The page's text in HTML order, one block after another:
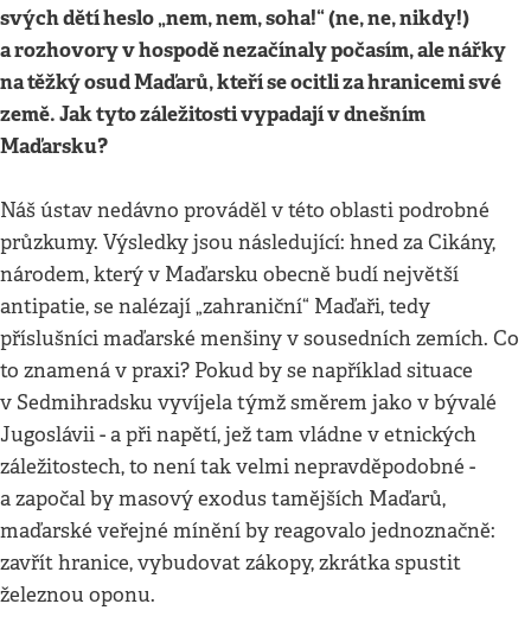
svých dětí heslo „nem, nem, soha!“ (ne, ne, nikdy!)
a rozhovory v hospodě nezačínaly počasím, ale nářky
na těžký osud Maďarů, kteří se ocitli za hranicemi své
země. Jak tyto záležitosti vypadají v dnešním
Maďarsku?
Náš ústav nedávno prováděl v této oblasti podrobné
průzkumy. Výsledky jsou následující: hned za Cikány,
národem, který v Maďarsku obecně budí největší
antipatie, se nalézají „zahraniční“ Maďaři, tedy
příslušníci maďarské menšiny v sousedních zemích. Co
to znamená v praxi? Pokud by se například situace
v Sedmihradsku vyvíjela týmž směrem jako v bývalé
Jugoslávii - a při napětí, jež tam vládne v etnických
záležitostech, to není tak velmi nepravděpodobné -
a započal by masový exodus tamějších Maďarů,
maďarské veřejné mínění by reagovalo jednoznačně:
zavřít hranice, vybudovat zákopy, zkrátka spustit
železnou oponu.